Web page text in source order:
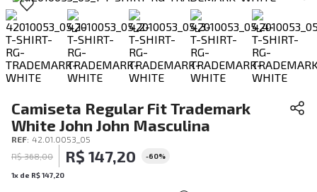
Camiseta Regular Fit Trademark
White John John Masculina
REF: 42.01.0053_05
R$ 368,00 R$ 147,20 -60%
1x de R$147 20